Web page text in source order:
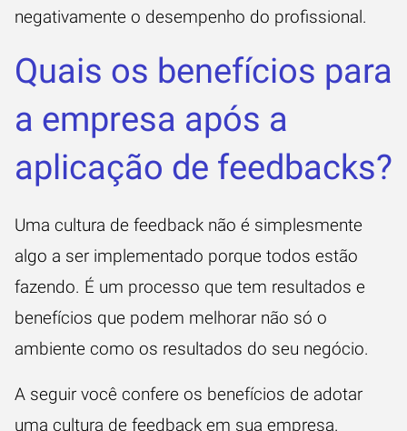
negativamente o desempenho do profissional.
Quais os benefícios para
a empresa após a
aplicação de feedbacks?
Uma cultura de feedback não é simplesmente
algo a ser implementado porque todos estão
fazendo. É um processo que tem resultados e
benefícios que podem melhorar não só o
ambiente como os resultados do seu negócio.
A seguir você confere os benefícios de adotar
uma cultura de feedback em sua empresa.